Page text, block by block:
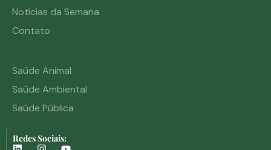
Notícias da Semana
Contato
Saúde Animal
Saúde Ambiental
Saúde Pública
Redes Sociais: